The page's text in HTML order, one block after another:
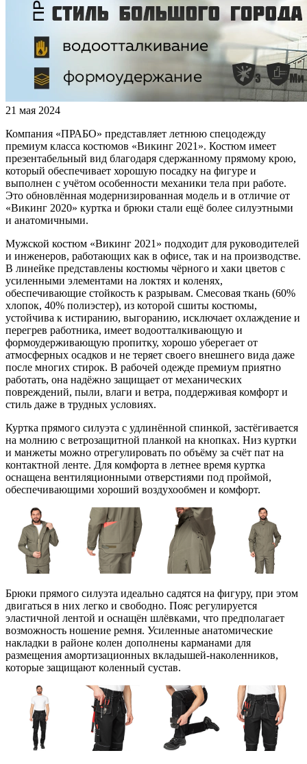
21 мая 2024
Компания «ПРАБО» представляет летнюю спецодежду
премиум класса костюмов «Викинг 2021». Костюм имеет
презентабельный вид благодаря сдержанному прямому крою,
который обеспечивает хорошую посадку на фигуре и
выполнен с учётом особенности механики тела при работе.
Это обновлённая модернизированная модель и в отличие от
«Викинг 2020» куртка и брюки стали ещё более силуэтными
и анатомичными.
Мужской костюм «Викинг 2021» подходит для руководителей
и инженеров, работающих как в офисе, так и на производстве.
В линейке представлены костюмы чёрного и хаки цветов с
усиленными элементами на локтях и коленях,
обеспечивающие стойкость к разрывам. Смесовая ткань (60%
хлопок, 40% полиэстер), из которой сшиты костюмы,
устойчива к истиранию, выгоранию, исключает охлаждение и
перегрев работника, имеет водоотталкивающую и
формоудерживающую пропитку, хорошо уберегает от
атмосферных осадков и не теряет своего внешнего вида даже
после многих стирок. В рабочей одежде премиум приятно
работать, она надёжно защищает от механических
повреждений, пыли, влаги и ветра, поддерживая комфорт и
стиль даже в трудных условиях.
Куртка прямого силуэта с удлинённой спинкой, застёгивается
на молнию с ветрозащитной планкой на кнопках. Низ куртки
и манжеты можно отрегулировать по объёму за счёт пат на
контактной ленте. Для комфорта в летнее время куртка
оснащена вентиляционными отверстиями под проймой,
обеспечивающими хороший воздухообмен и комфорт.
Брюки прямого силуэта идеально садятся на фигуру, при этом
двигаться в них легко и свободно. Пояс регулируется
эластичной лентой и оснащён шлёвками, что предполагает
возможность ношение ремня. Усиленные анатомические
накладки в районе колен дополнены карманами для
размещения амортизационных вкладышей-наколенников,
которые защищают коленный сустав.